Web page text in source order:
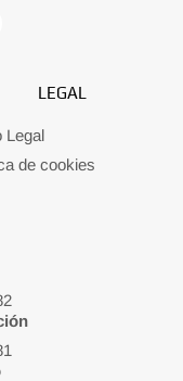
LEGAL
Legal
de cookies